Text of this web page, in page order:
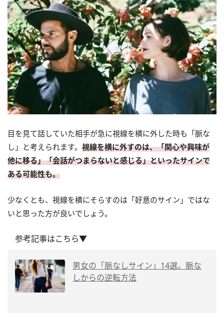
目を見て話していた相手が急に視線を横に外した時も「脈な
し」と考えられます。 視線を横に外すのは、「関心や興味が
他に移る」「会話がつまらないと感じる」といったサインで
ある可能性も。
少なくとも、視線を横にそらすのは「好意のサイン」ではな
いと思った方が良いでしょう。
参考記事はこちら▼
男女の「脈なしサイン」14選。脈な
しからの逆転方法